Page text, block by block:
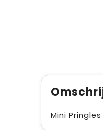
Mini